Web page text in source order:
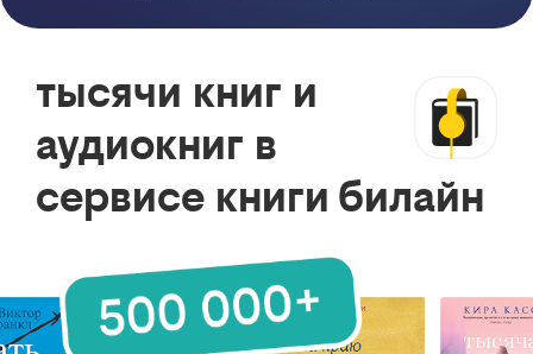
тысячи книг и
аудиокниг в
сервисе книги билайн